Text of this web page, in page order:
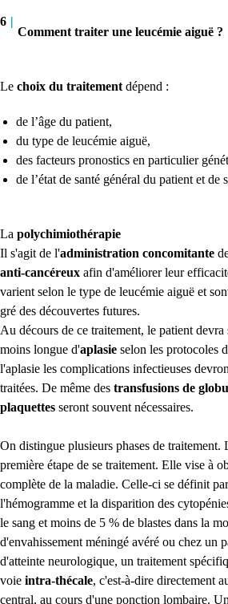
6 |
Comment traiter une leucémie aiguë ?
Le choix du traitement dépend :
de l’âge du patient,
du type de leucémie aiguë,
des facteurs pronostics en particulier
de l’état de santé général du patient et de
La polychimiothérapie
Il s'agit de l'administration concomitante
anti-cancéreux afin d'améliorer leur
varient selon le type de leucémie aiguë et
gré des découvertes futures.
Au décours de ce traitement, le patient
moins longue d'aplasie selon les protocoles
l'aplasie les complications infectieuses
traitées. De même des transfusions de
plaquettes seront souvent nécessaires.
On distingue plusieurs phases de traitement.
première étape de se traitement. Elle vise à
complète de la maladie. Celle-ci se définit
l'hémogramme et la disparition des
le sang et moins de 5 % de blastes dans la
d'envahissement méningé avéré ou chez un
d'atteinte neurologique, un traitement
voie intra-thécale, c'est-à-dire directement
central, au cours d'une ponction lombaire.